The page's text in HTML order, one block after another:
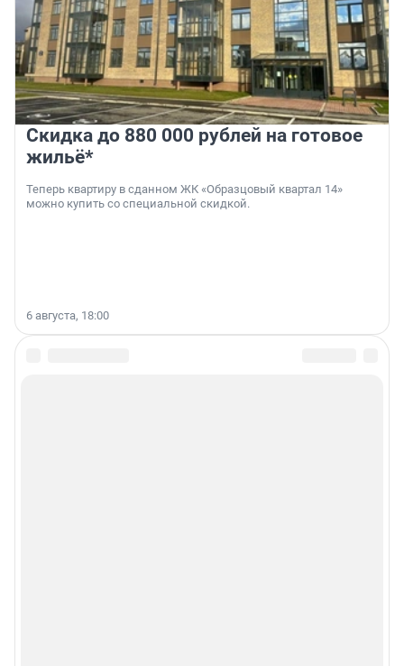
Скидка до 880 000 рублей на готовое
жильё*
Теперь квартиру в сданном ЖК «Образцовый квартал 14»
можно купить со специальной скидкой.
6 августа, 18:00